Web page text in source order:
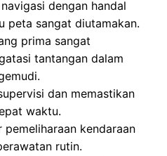
dengan handal
peta sangat diutamakan.
prima sangat
tantangan dalam
dan memastikan
waktu.
pemeliharaan kendaraan
rutin.